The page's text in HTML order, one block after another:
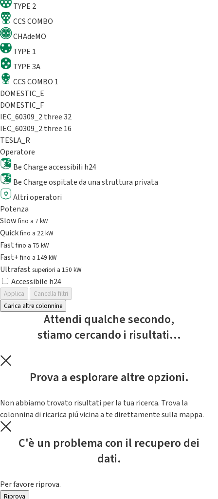
TYPE 2
CCS COMBO
CHAdeMO
TYPE 1
TYPE 3A
CCS COMBO 1
DOMESTIC_E
DOMESTIC_F
IEC_60309_2 three 32
IEC_60309_2 three 16
TESLA_R
Operatore
Be Charge accessibili h24
Be Charge ospitate da una struttura privata
Altri operatori
Potenza
Slowfino a 7 kW
Quickfino a 22 kW
Fastfino a 75 kW
Fast+fino a 149 kW
Ultrafast superiori a 150 kW
Accessibile h24
Applica
Cancella filtri
Carica altre colonnine
Attendi qualche secondo,
stiamo cercando i risultati...
Prova a esplorare altre opzioni.
Non abbiamo trovato risultati per la tua ricerca. Trova la
colonnina di ricarica piú vicina a te direttamente sulla mappa.
C'è un problema con il recupero dei
dati.
Per favore riprova.
Riprova